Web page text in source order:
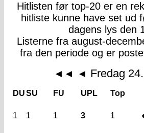
Hitlisten før top-20 er en
hitliste kunne have set
dagens lys den
Listerne fra august-
fra den periode og er
◄◄
◄ Fredag
DUSU FU UPL Top
1 1 1 3 1